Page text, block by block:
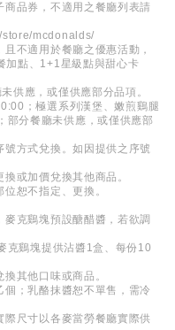
品券，不適用之餐廳列表請
mcdonalds/
不適用於餐廳之優惠活動，
加點、1+1星級點與甜心卡
供應，或僅供應部分品項。
；極選系列漢堡、嫩煎鷄腿
部分餐廳未供應，或僅供應部
方式兌換。如因提供之序號
或加價兌換其他商品。
恕不指定、更換。
克鷄塊預設醣醋醬，若欲調
克鷄塊提供沾醬1盒、每份10
其他口味或商品。
；乳酪抹醬恕不單售，需冷
尺寸以各麥當勞餐廳實際供